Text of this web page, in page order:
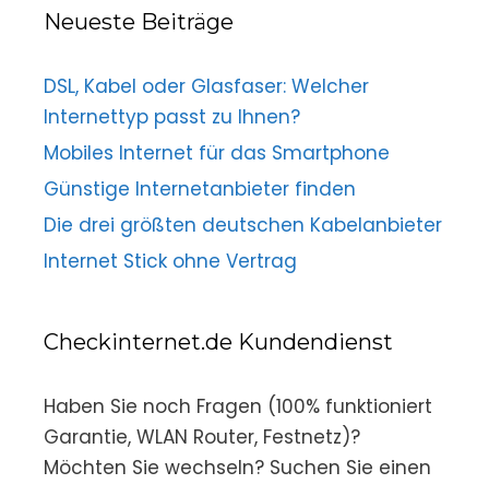
Neueste Beiträge
DSL, Kabel oder Glasfaser: Welcher
Internettyp passt zu Ihnen?
Mobiles Internet für das Smartphone
Günstige Internetanbieter finden
Die drei größten deutschen Kabelanbieter
Internet Stick ohne Vertrag
Checkinternet.de Kundendienst
Haben Sie noch Fragen (100% funktioniert
Garantie, WLAN Router, Festnetz)?
Möchten Sie wechseln? Suchen Sie einen